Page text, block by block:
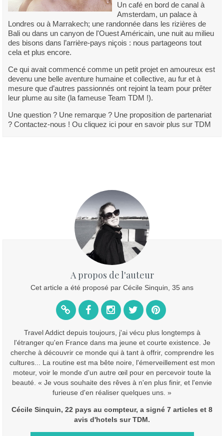
Un café en bord de canal à
Amsterdam, un palace à
Londres ou à Marrakech; une randonnée dans les rizières de
Bali ou dans un canyon de l'Ouest Américain, une nuit au milieu
des bisons dans l’arrière-pays niçois : nous partageons tout
cela et plus encore.
Ce qui avait commencé comme un petit projet en amoureux est
devenu une belle aventure humaine et collective, au fur et à
mesure que d’autres passionnés ont rejoint la team pour prêter
leur plume au site (la fameuse Team TDM !).
Une question ? Une remarque ? Une proposition de partenariat
? Contactez-nous ! Ou cliquez ici pour en savoir plus sur TDM
A propos de l'auteur
Cet article a été proposé par Cécile Sinquin, 35 ans
Travel Addict depuis toujours, j'ai vécu plus longtemps à
l'étranger qu'en France dans ma jeune et courte existence. Je
cherche à découvrir ce monde qui à tant à offrir, comprendre les
cultures... La routine est ma bête noire, l'émerveillement est mon
moteur, voir le monde d'un autre œil pour en percevoir toute la
beauté. « Je vous souhaite des rêves à n'en plus finir, et l'envie
furieuse d'en réaliser quelques uns. »
Cécile Sinquin, 22 pays au compteur, a signé 7 articles et 8
avis d'hotels sur TDM.